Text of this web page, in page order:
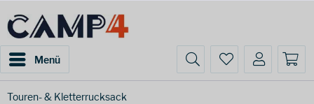
Menü
Touren- & Kletterrucksack